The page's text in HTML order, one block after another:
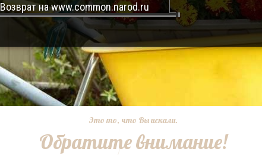
Возврат на www.common.narod.ru
Это то, что Вы искали.
Обратите внимание!